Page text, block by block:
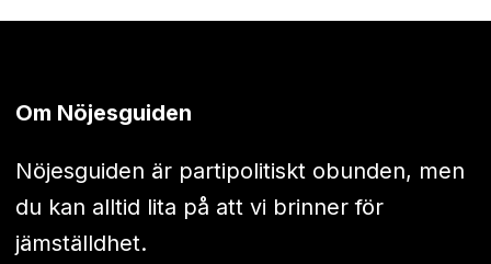
Om Nöjesguiden
Nöjesguiden är partipolitiskt obunden, men
du kan alltid lita på att vi brinner för
jämställdhet.